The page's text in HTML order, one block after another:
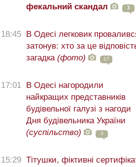
фекальний скандал
3
18:45 В Одесі легковик
затонув: хто за це
загадка (фото) 17
17:01
В Одесі нагородили
найкращих представників
будівельної галузі з нагоди
Дня будівельника України
(суспільство)
3
15:29 Тітушки, фіктивні